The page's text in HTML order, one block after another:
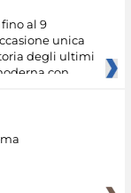
al 9
unica
degli ultimi
con